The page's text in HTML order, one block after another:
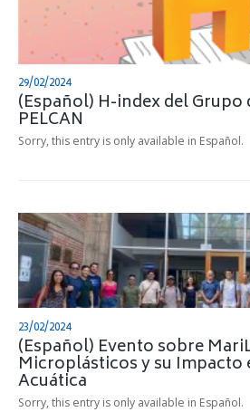
29/02/2024
(Español) H-index del
PELCAN
Sorry, this entry is only available in Español.
23/02/2024
(Español) Evento sobre
Microplásticos y su Impacto
Acuática
Sorry, this entry is only available in Español.